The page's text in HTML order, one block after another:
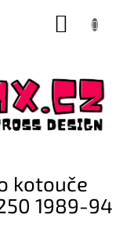
kotouče
1989-94